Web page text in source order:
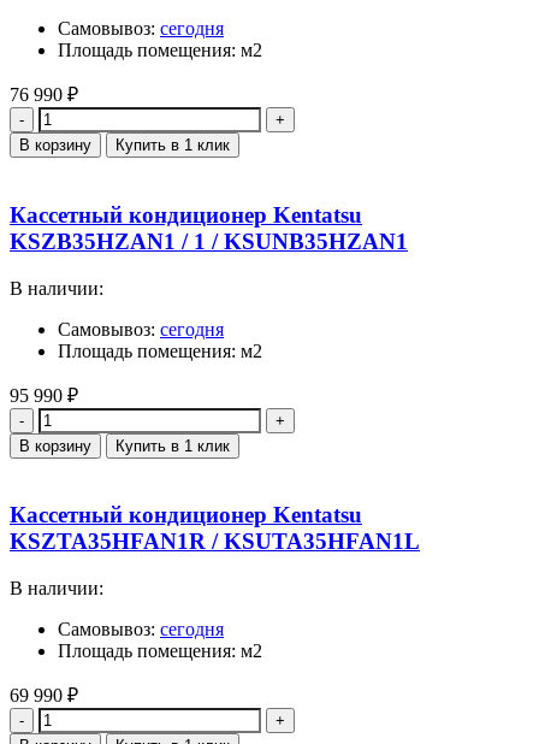
Самовывоз: сегодня
Площадь помещения: м2
76 990 ₽
Количество
В корзину Купить в 1 клик
Кассетный кондиционер Kentatsu
KSZB35HZAN1 / 1 / KSUNB35HZAN1
В наличии:
Самовывоз: сегодня
Площадь помещения: м2
95 990 ₽
Количество
В корзину Купить в 1 клик
Кассетный кондиционер Kentatsu
KSZTA35HFAN1R / KSUTA35HFAN1L
В наличии:
Самовывоз: сегодня
Площадь помещения: м2
69 990 ₽
Количество